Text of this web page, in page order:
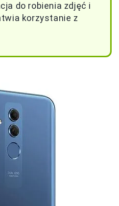
do robienia zdjęć i
korzystanie z